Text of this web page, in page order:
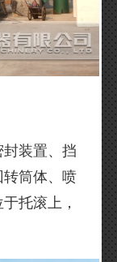
装置、挡
筒体、喷
托滚上，